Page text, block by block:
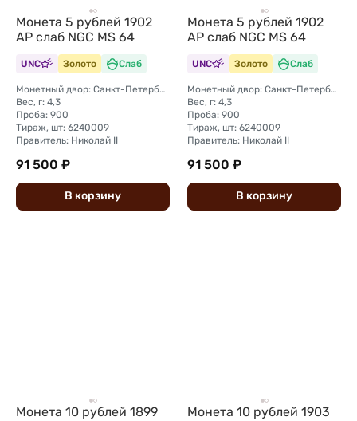
Монета 5 рублей 1902
АР слаб NGC MS 64
UNC Золото Слаб
Монетный двор: Санкт-Петербургский монетный двор
Вес, г: 4,3
Проба: 900
Тираж, шт: 6240009
Правитель: Николай II
91 500 ₽
В корзину
Монета 5 рублей 1902
АР слаб NGC MS 64
UNC Золото Слаб
Монетный двор: Санкт-Петербургский монетный двор
Вес, г: 4,3
Проба: 900
Тираж, шт: 6240009
Правитель: Николай II
91 500 ₽
В корзину
Монета 10 рублей 1899
Монета 10 рублей 1903